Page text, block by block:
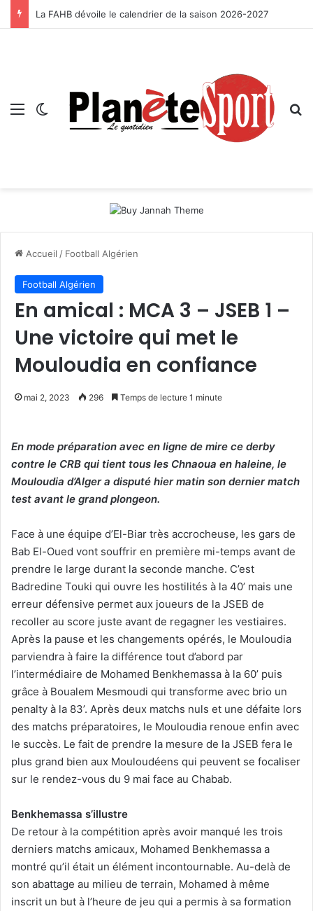
La FAHB dévoile le calendrier de la saison 2026-2027
Menu Switch skin
Accueil / Football Algérien
Football Algérien
En amical : MCA 3 – JSEB 1 –
Une victoire qui met le
Mouloudia en confiance
mai 2, 2023 296 Temps de lecture 1 minute
En mode préparation avec en ligne de mire ce derby
contre le CRB qui tient tous les Chnaoua en haleine, le
Mouloudia d’Alger a disputé hier matin son dernier match
test avant le grand plongeon.
Face à une équipe d’El-Biar très accrocheuse, les gars de
Bab El-Oued vont souffrir en première mi-temps avant de
prendre le large durant la seconde manche. C’est
Badredine Touki qui ouvre les hostilités à la 40’ mais une
erreur défensive permet aux joueurs de la JSEB de
recoller au score juste avant de regagner les vestiaires.
Après la pause et les changements opérés, le Mouloudia
parviendra à faire la différence tout d’abord par
l’intermédiaire de Mohamed Benkhemassa à la 60’ puis
grâce à Boualem Mesmoudi qui transforme avec brio un
penalty à la 83’. Après deux matchs nuls et une défaite lors
des matchs préparatoires, le Mouloudia renoue enfin avec
le succès. Le fait de prendre la mesure de la JSEB fera le
plus grand bien aux Mouloudéens qui peuvent se focaliser
sur le rendez-vous du 9 mai face au Chabab.
Benkhemassa s’illustre
De retour à la compétition après avoir manqué les trois
derniers matchs amicaux, Mohamed Benkhemassa a
montré qu’il était un élément incontournable. Au-delà de
son abattage au milieu de terrain, Mohamed à même
inscrit un but à l’heure de jeu qui a permis à sa formation